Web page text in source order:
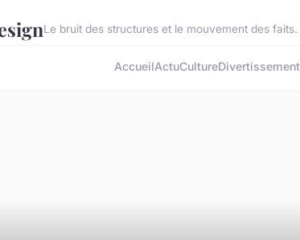
Le bruit des structures et le mouvement des faits.
AccueilActuCultureDivertissement